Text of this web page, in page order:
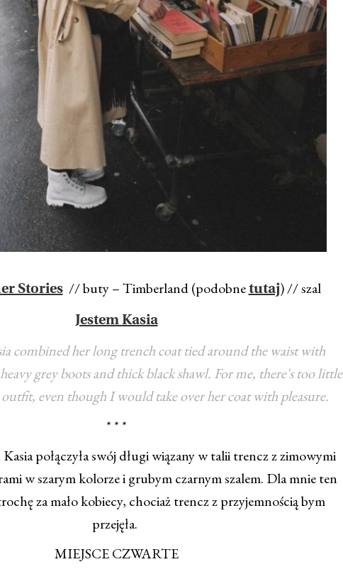
Stories// buty – Timberland (podobne tutaj) // szal
Jestem Kasia
combined her long trench coat tied around the waist with
grey boots and thick black shawl. For me, there's too little
even though I would take over her coat with pleasure.
* * *
połączyła swój długi wiązany w talii trencz z zimowymi
w szarym kolorze i grubym czarnym szalem. Dla mnie ten
za mało kobiecy, chociaż trencz z przyjemnością bym
przejęła.
MIEJSCE CZWARTE